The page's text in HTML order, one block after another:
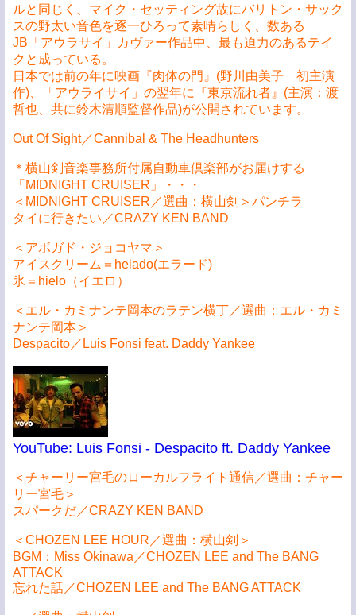
ルと同じく、マイク・セッティング故にバリトン・サック
スの野太い音色を逐一ひろって素晴らしく、数ある
JB「アウラサイ」カヴァー作品中、最も迫力のあるテイ
クと成っている。
日本では前の年に映画『肉体の門』(野川由美子 初主演
作)、「アウライサイ」の翌年に『東京流れ者』(主演：渡
哲也、共に鈴木清順監督作品)が公開されています。
Out Of Sight／Cannibal & The Headhunters
＊横山剣音楽事務所付属自動車倶楽部がお届けする
「MIDNIGHT CRUISER」・・・
＜MIDNIGHT CRUISER／選曲：横山剣＞パンチラ
タイに行きたい／CRAZY KEN BAND
＜アボガド・ジョコヤマ＞
アイスクリーム＝helado(エラード)
氷＝hielo（イエロ）
＜エル・カミナンテ岡本のラテン横丁／選曲：エル・カミ
ナンテ岡本＞
Despacito／Luis Fonsi feat. Daddy Yankee
YouTube: Luis Fonsi - Despacito ft. Daddy Yankee
＜チャーリー宮毛のローカルフライト通信／選曲：チャー
リー宮毛＞
スパークだ／CRAZY KEN BAND
＜CHOZEN LEE HOUR／選曲：横山剣＞
BGM：Miss Okinawa／CHOZEN LEE and The BANG
ATTACK
忘れた話／CHOZEN LEE and The BANG ATTACK